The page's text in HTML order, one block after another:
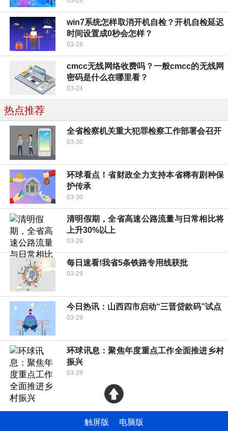
win7系统怎样取消开机自检？开机自检延迟
时间设置成0秒会怎样？
03-28
cmcc无线网络收费吗？一般cmcc的无线网
密码是什么在哪里看？
03-24
热点推荐
全省检察机关重大犯罪检察工作部署会召开
03-30
环球看点！省财政全力支持本省稀有剧种保
护传承
03-30
清明假期，全省高速公路流量与日常相比将
上升30%以上
03-29
每日速看!我省5条铁路专用线获批
03-29
今日热讯：山西四市启动“三晋贷款码”试点
03-29
环球讯息：聚焦年度重点工作全面推进乡村
振兴
03-29
触屏版 电脑版